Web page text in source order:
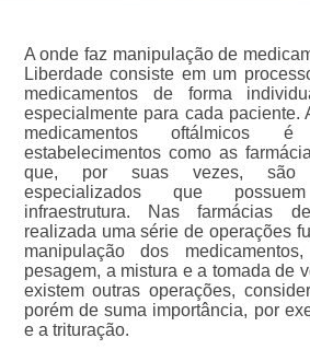
A onde faz manipulação de
Liberdade consiste em um
medicamentos de forma
especialmente para cada paciente.
medicamentos oftálmicos
estabelecimentos como as
que, por suas vezes, são
especializados que
infraestrutura. Nas farmácias
realizada uma série de operações
manipulação dos
pesagem, a mistura e a tomada de
existem outras operações,
porém de suma importância, por
e a trituração.